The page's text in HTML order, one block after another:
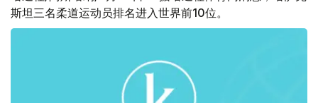
斯坦三名柔道运动员排名进入世界前10位。